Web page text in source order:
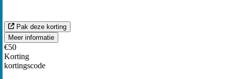
Pak deze korting
Meer informatie
€50
Korting
kortingscode